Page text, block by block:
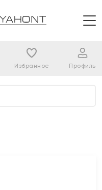
Избранное Профиль